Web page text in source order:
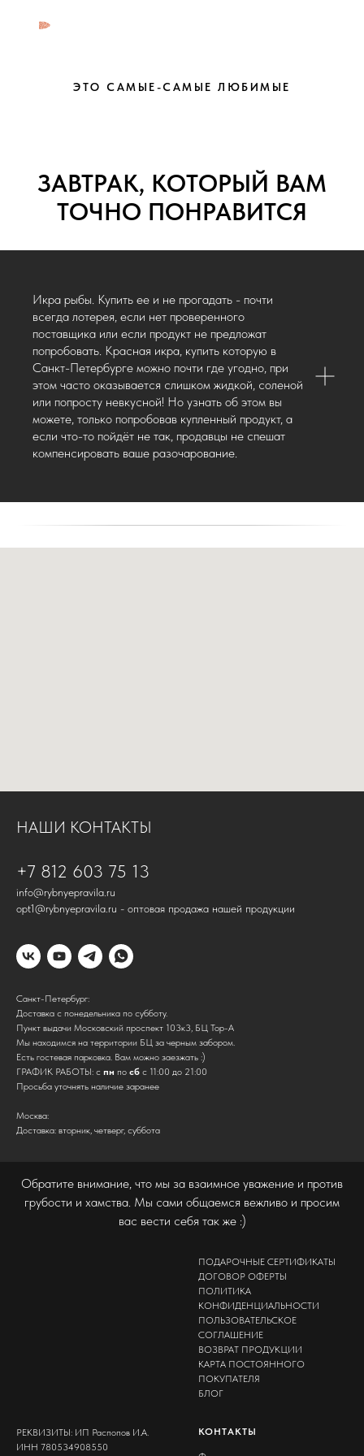
ЭТО САМЫЕ-САМЫЕ ЛЮБИМЫЕ
ЗАВТРАК, КОТОРЫЙ ВАМ
ТОЧНО ПОНРАВИТСЯ
Икра рыбы. Купить ее и не прогадать - почти
всегда лотерея, если нет проверенного
поставщика или если продукт не предложат
попробовать. Красная икра, купить которую в
Санкт-Петербурге можно почти где угодно, при
этом часто оказывается слишком жидкой, соленой
или попросту невкусной! Но узнать об этом вы
можете, только попробовав купленный продукт, а
если что-то пойдёт не так, продавцы не спешат
компенсировать ваше разочарование.
НАШИ КОНТАКТЫ
+7 812 603 75 13
info@rybnyepravila.ru
opt1@rybnyepravila.ru - оптовая продажа нашей продукции
Санкт-Петербург:
Доставка с понедельника по субботу.
Пункт выдачи Московский проспект 103к3, БЦ Тор-А
Мы находимся на территории БЦ за черным забором.
Есть гостевая парковка. Вам можно заезжать :)
ГРАФИК РАБОТЫ: с пн по сб с 11:00 до 21:00
Просьба уточнять наличие заранее
Москва:
Доставка: вторник, четверг, суббота
Обратите внимание, что мы за взаимное уважение и против
грубости и хамства. Мы сами общаемся вежливо и просим
вас вести себя так же :)
ПОДАРОЧНЫЕ СЕРТИФИКАТЫ
ДОГОВОР ОФЕРТЫ
ПОЛИТИКА
КОНФИДЕНЦИАЛЬНОСТИ
ПОЛЬЗОВАТЕЛЬСКОЕ
СОГЛАШЕНИЕ
ВОЗВРАТ ПРОДУКЦИИ
КАРТА ПОСТОЯННОГО
ПОКУПАТЕЛЯ
БЛОГ
РЕКВИЗИТЫ: ИП Распопов И.А.
ИНН 780534908550
КОНТАКТЫ